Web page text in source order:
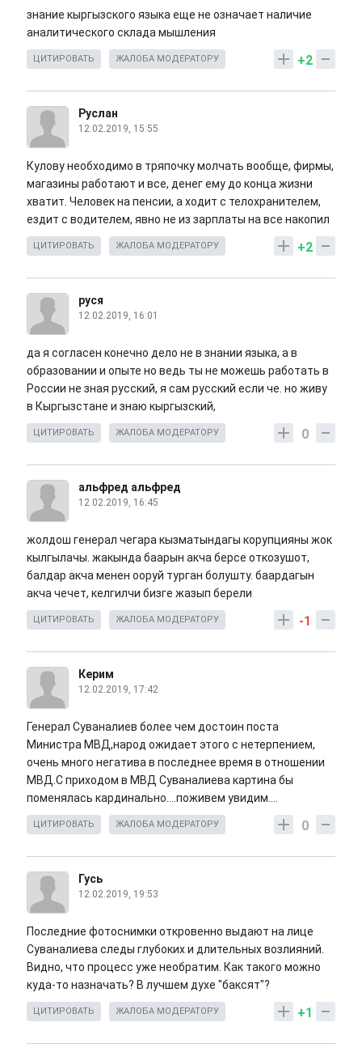
знание кыргызского языка еще не означает наличие
аналитического склада мышления
+2
ЦИТИРОВАТЬ ЖАЛОБА МОДЕРАТОРУ
Руслан
12.02.2019, 15:55
Кулову необходимо в тряпочку молчать вообще, фирмы,
магазины работают и все, денег ему до конца жизни
хватит. Человек на пенсии, а ходит с телохранителем,
ездит с водителем, явно не из зарплаты на все накопил
+2
ЦИТИРОВАТЬ ЖАЛОБА МОДЕРАТОРУ
руся
12.02.2019, 16:01
да я согласен конечно дело не в знании языка, а в
образовании и опыте но ведь ты не можешь работать в
России не зная русский, я сам русский если че. но живу
в Кыргызстане и знаю кыргызский,
0
ЦИТИРОВАТЬ ЖАЛОБА МОДЕРАТОРУ
альфред альфред
12.02.2019, 16:45
жолдош генерал чегара кызматындагы корупцияны жок
кылгылачы. жакында баарын акча берсе откозушот,
балдар акча менен ооруй турган болушту. баардагын
акча чечет, келгилчи бизге жазып берели
-1
ЦИТИРОВАТЬ ЖАЛОБА МОДЕРАТОРУ
Керим
12.02.2019, 17:42
Генерал Суваналиев более чем достоин поста
Министра МВД,народ ожидает этого с нетерпением,
очень много негатива в последнее время в отношении
МВД.С приходом в МВД Суваналиева картина бы
поменялась кардинально....поживем увидим....
0
ЦИТИРОВАТЬ ЖАЛОБА МОДЕРАТОРУ
Гусь
12.02.2019, 19:53
Последние фотоснимки откровенно выдают на лице
Суваналиева следы глубоких и длительных возлияний.
Видно, что процесс уже необратим. Как такого можно
куда-то назначать? В лучшем духе "баксят"?
+1
ЦИТИРОВАТЬ ЖАЛОБА МОДЕРАТОРУ